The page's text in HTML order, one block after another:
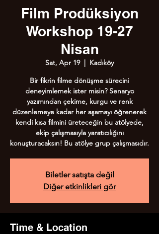
Film Prodüksiyon
Workshop 19-27
Nisan
Sat, Apr 19
  |
Kadıköy
Bir fikrin filme dönüşme sürecini
deneyimlemek ister misin? Senaryo
yazımından çekime, kurgu ve renk
düzenlemeye kadar her aşamayı öğrenerek
kendi kısa filmini üreteceğin bu atölyede,
ekip çalışmasıyla yaratıcılığını
konuşturacaksın! Bu atölye grup çalışmasıdır.
Biletler satışta değil
Diğer etkinlikleri gör
Time & Location